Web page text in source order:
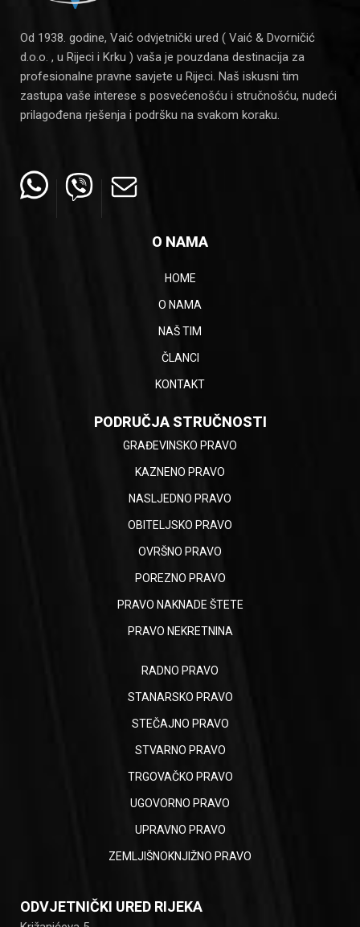
Od 1938. godine, Vaić odvjetnički ured ( Vaić & Dvorničić
d.o.o. , u Rijeci i Krku ) vaša je pouzdana destinacija za
profesionalne pravne savjete u Rijeci. Naš iskusni tim
zastupa vaše interese s posvećenošću i stručnošću, nudeći
prilagođena rješenja i podršku na svakom koraku.
O NAMA
HOME
O NAMA
NAŠ TIM
ČLANCI
KONTAKT
PODRUČJA STRUČNOSTI
GRAĐEVINSKO PRAVO
KAZNENO PRAVO
NASLJEDNO PRAVO
OBITELJSKO PRAVO
OVRŠNO PRAVO
POREZNO PRAVO
PRAVO NAKNADE ŠTETE
PRAVO NEKRETNINA
RADNO PRAVO
STANARSKO PRAVO
STEČAJNO PRAVO
STVARNO PRAVO
TRGOVAČKO PRAVO
UGOVORNO PRAVO
UPRAVNO PRAVO
ZEMLJIŠNOKNJIŽNO PRAVO
ODVJETNIČKI URED RIJEKA